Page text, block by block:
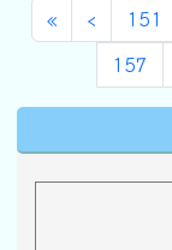
«第一頁
‹上一頁
151
157